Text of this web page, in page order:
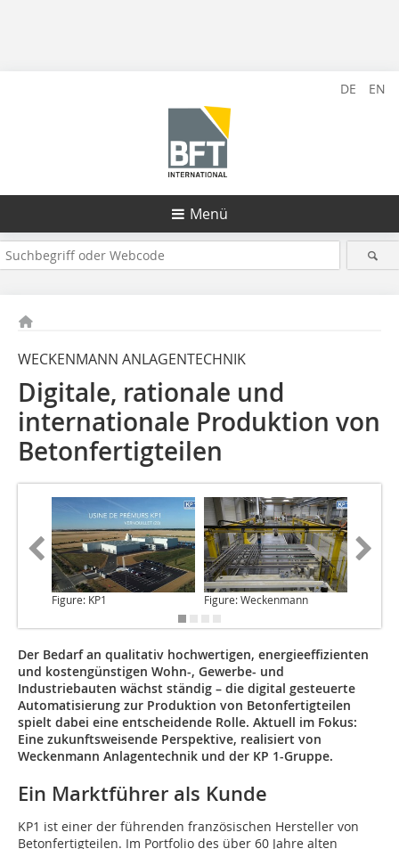
DE EN
Menü
WECKENMANN ANLAGENTECHNIK
Digitale, rationale und
internationale Produktion von
Betonfertigteilen
Figure: KP1 Figure: Weckenmann
Der Bedarf an qualitativ hochwertigen, energieeffizienten
und kostengünstigen Wohn-, Gewerbe- und
Industriebauten wächst ständig – die digital gesteuerte
Automatisierung zur Produktion von Betonfertigteilen
spielt dabei eine entscheidende Rolle. Aktuell im Fokus:
Eine zukunftsweisende Perspektive, realisiert von
Weckenmann Anlagentechnik und der KP 1-Gruppe.
Ein Marktführer als Kunde
KP1 ist einer der führenden französischen Hersteller von
Betonfertigteilen. Im Portfolio des über 60 Jahre alten